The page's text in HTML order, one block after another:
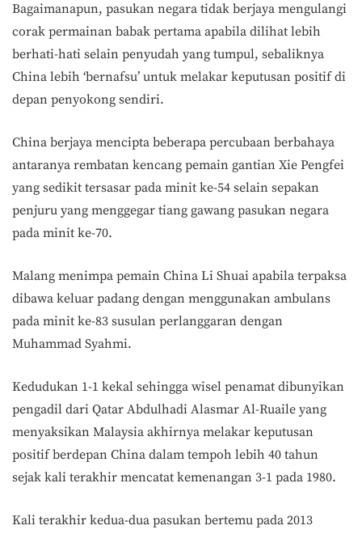
Bagaimanapun, pasukan negara tidak berjaya mengulangi
corak permainan babak pertama apabila dilihat lebih
berhati-hati selain penyudah yang tumpul, sebaliknya
China lebih ‘bernafsu’ untuk melakar keputusan positif di
depan penyokong sendiri.
China berjaya mencipta beberapa percubaan berbahaya
antaranya rembatan kencang pemain gantian Xie Pengfei
yang sedikit tersasar pada minit ke-54 selain sepakan
penjuru yang menggegar tiang gawang pasukan negara
pada minit ke-70.
Malang menimpa pemain China Li Shuai apabila terpaksa
dibawa keluar padang dengan menggunakan ambulans
pada minit ke-83 susulan perlanggaran dengan
Muhammad Syahmi.
Kedudukan 1-1 kekal sehingga wisel penamat dibunyikan
pengadil dari Qatar Abdulhadi Alasmar Al-Ruaile yang
menyaksikan Malaysia akhirnya melakar keputusan
positif berdepan China dalam tempoh lebih 40 tahun
sejak kali terakhir mencatat kemenangan 3-1 pada 1980.
Kali terakhir kedua-dua pasukan bertemu pada 2013